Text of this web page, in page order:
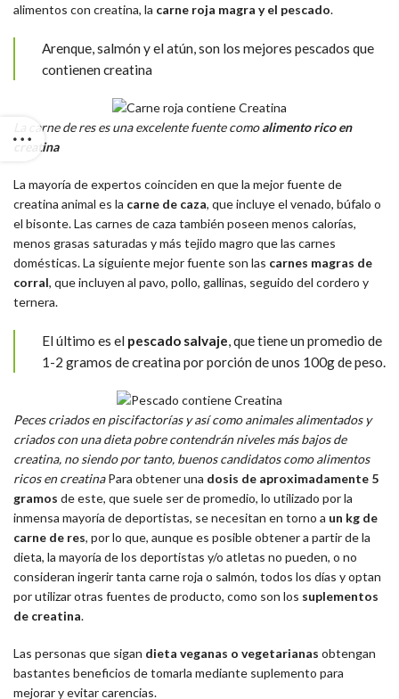
alimentos con creatina, la carne roja magra y el pescado.
Arenque, salmón y el atún, son los mejores pescados que
contienen creatina
La carne de res es una excelente fuente comoalimento rico en
creatina
La mayoría de expertos coinciden en que la mejor fuente de
creatina animal es la carne de caza, que incluye el venado, búfalo o
el bisonte. Las carnes de caza también poseen menos calorías,
menos grasas saturadas y más tejido magro que las carnes
domésticas. La siguiente mejor fuente son las carnes magras de
corral, que incluyen al pavo, pollo, gallinas, seguido del cordero y
ternera.
El último es el pescado salvaje, que tiene un promedio de
1-2 gramos de creatina por porción de unos 100g de peso.
Peces criados en piscifactorías y así como animales alimentados y
criados con una dieta pobre contendrán niveles más bajos de
creatina, no siendo por tanto, buenos candidatos como alimentos
ricos en creatinaPara obtener una dosis de aproximadamente 5
gramos de este, que suele ser de promedio, lo utilizado por la
inmensa mayoría de deportistas, se necesitan en torno a un kg de
carne de res, por lo que, aunque es posible obtener a partir de la
dieta, la mayoría de los deportistas y/o atletas no pueden, o no
consideran ingerir tanta carne roja o salmón, todos los días y optan
por utilizar otras fuentes de producto, como son los suplementos
de creatina.
Las personas que sigan dieta veganas o vegetarianas obtengan
bastantes beneficios de tomarla mediante suplemento para
mejorar y evitar carencias.